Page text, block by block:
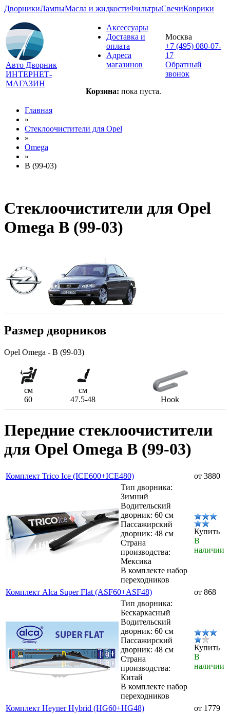
ДворникиЛампыМасла и жидкостиФильтрыСвечиКоврики
Авто Дворник
ИНТЕРНЕТ-
МАГАЗИН
Аксессуары
Доставка и
оплата
Адреса
магазинов
Корзина: пока пуста.
Москва
+7 (495) 080-07-
17
Обратный
звонок
Главная
»
Стеклоочистители для Opel
»
Omega
»
B (99-03)
Стеклоочистители для Opel
Omega B (99-03)
Размер дворников
Opel Omega - B (99-03)
см
см
60
47.5-48 Hook
Передние стеклоочистители
для Opel Omega B (99-03)
Комплект Trico Ice (ICE600+ICE480)
от 3880
Тип дворника:
Зимний
Водительский
дворник: 60 см
Пассажирский
дворник: 48 см
Страна
производства:
Мексика
В комплекте набор
переходников
Купить
В
наличии
Комплект Alca Super Flat (ASF60+ASF48)
от 868
Тип дворника:
Бескаркасный
Водительский
дворник: 60 см
Пассажирский
дворник: 48 см
Страна
производства:
Китай
В комплекте набор
переходников
Купить
В
наличии
Комплект Heyner Hybrid (HG60+HG48)
от 1779